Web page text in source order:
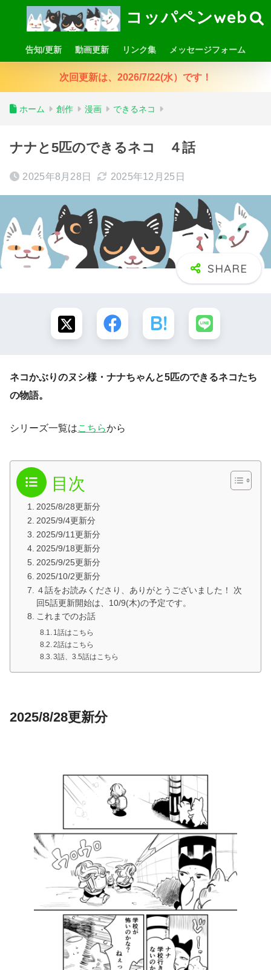
コッパペンweb
告知/更新 動画更新 リンク集 メッセージフォーム
次回更新は、2026/7/22(水）です！
ホーム 創作 漫画 できるネコ
ナナと5匹のできるネコ ４話
2025年8月28日 2025年12月25日
ネコかぶりのヌシ様・ナナちゃんと5匹のできるネコたち
の物語。
シリーズ一覧はこちらから
目次
2025/8/28更新分
2025/9/4更新分
2025/9/11更新分
2025/9/18更新分
2025/9/25更新分
2025/10/2更新分
４話をお読みくださり、ありがとうございました！ 次
回5話更新開始は、10/9(木)の予定です。
これまでのお話
1話はこちら
2話はこちら
3話、3.5話はこちら
2025/8/28更新分